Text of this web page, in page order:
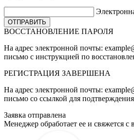
ВОССТАНОВЛЕНИЕ ПАРОЛЯ
На адрес электронной почты:
письмо с инструкцией по
РЕГИСТРАЦИЯ ЗАВЕРШЕНА
На адрес электронной почты:
письмо со ссылкой для
Заявка отправлена
Менеджер обработает ее и свяжется с